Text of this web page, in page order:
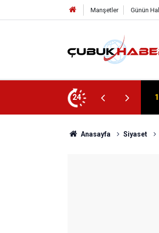
Manşetler Günün
24
Anasayfa Siyaset